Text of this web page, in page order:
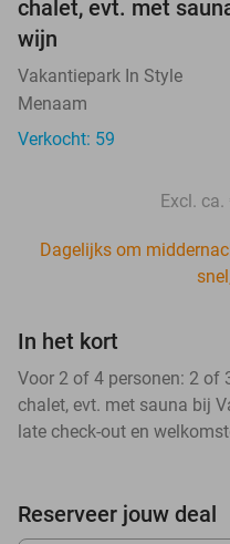
chalet, evt. met
wijn
Vakantiepark In Style
Menaam
Verkocht: 59
Excl.
Dagelijks om
In het kort
Voor 2 of 4 personen: 2 of
chalet, evt. met sauna bij
late check-out en
Reserveer jouw deal